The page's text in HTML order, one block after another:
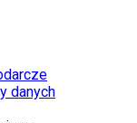
danych